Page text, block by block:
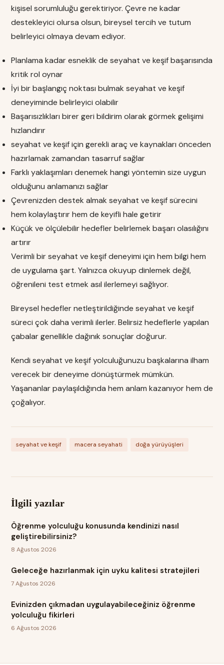
kişisel sorumluluğu gerektiriyor. Çevre ne kadar
destekleyici olursa olsun, bireysel tercih ve tutum
belirleyici olmaya devam ediyor.
Planlama kadar esneklik de seyahat ve keşif başarısında
kritik rol oynar
İyi bir başlangıç noktası bulmak seyahat ve keşif
deneyiminde belirleyici olabilir
Başarısızlıkları birer geri bildirim olarak görmek gelişimi
hızlandırır
seyahat ve keşif için gerekli araç ve kaynakları önceden
hazırlamak zamandan tasarruf sağlar
Farklı yaklaşımları denemek hangi yöntemin size uygun
olduğunu anlamanızı sağlar
Çevrenizden destek almak seyahat ve keşif sürecini
hem kolaylaştırır hem de keyifli hale getirir
Küçük ve ölçülebilir hedefler belirlemek başarı olasılığını
artırır
Verimli bir seyahat ve keşif deneyimi için hem bilgi hem
de uygulama şart. Yalnızca okuyup dinlemek değil,
öğrenileni test etmek asıl ilerlemeyi sağlıyor.
Bireysel hedefler netleştirildiğinde seyahat ve keşif
süreci çok daha verimli ilerler. Belirsiz hedeflerle yapılan
çabalar genellikle dağınık sonuçlar doğurur.
Kendi seyahat ve keşif yolculuğunuzu başkalarına ilham
verecek bir deneyime dönüştürmek mümkün.
Yaşananlar paylaşıldığında hem anlam kazanıyor hem de
çoğalıyor.
seyahat ve keşif macera seyahati doğa yürüyüşleri
İlgili yazılar
Öğrenme yolculuğu konusunda kendinizi nasıl
geliştirebilirsiniz?
8 Ağustos 2026
Geleceğe hazırlanmak için uyku kalitesi stratejileri
7 Ağustos 2026
Evinizden çıkmadan uygulayabileceğiniz öğrenme
yolculuğu fikirleri
6 Ağustos 2026